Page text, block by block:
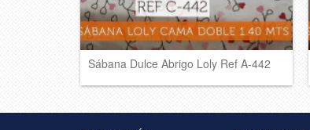
Sábana Dulce Abrigo Loly Ref A-442